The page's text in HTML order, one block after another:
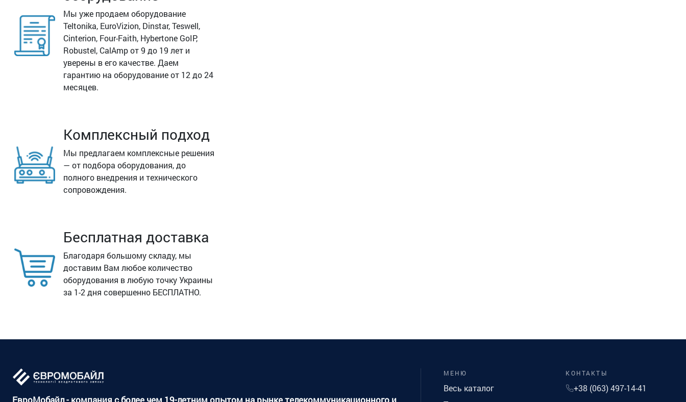
Мы уже продаем оборудование
Teltonika, EuroVizion, Dinstar, Teswell,
Cinterion, Four-Faith, Hybertone GoIP,
Robustel, CalAmp от 9 до 19 лет и
уверены в его качестве. Даем
гарантию на оборудование от 12 до 24
месяцев.
Комплексный подход
Мы предлагаем комплексные решения
— от подбора оборудования, до
полного внедрения и технического
сопровождения.
Бесплатная доставка
Благодаря большому складу, мы
доставим Вам любое количество
оборудования в любую точку Украины
за 1-2 дня совершенно БЕСПЛАТНО.
МЕНЮ
Весь каталог
КОНТАКТЫ
+38 (063) 497-14-41